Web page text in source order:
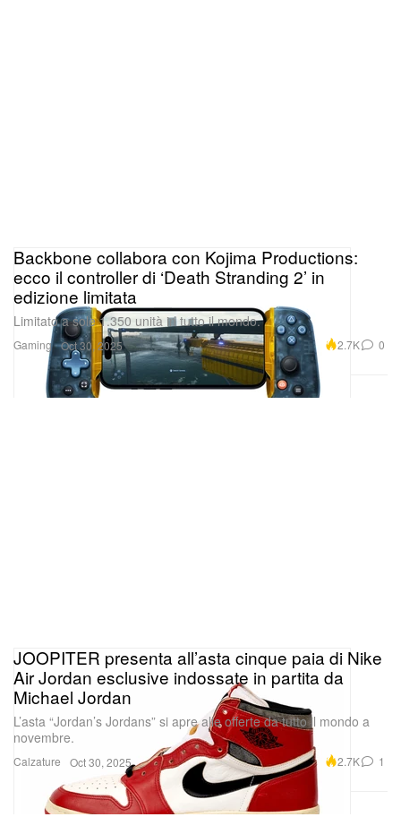
Gaming
Backbone collabora con Kojima Productions:
ecco il controller di ‘Death Stranding 2’ in
edizione limitata
Limitato a sole 1.350 unità in tutto il mondo.
Oct 30, 2025 2.7K 0
Calzature
JOOPITER presenta all’asta cinque paia di Nike
Air Jordan esclusive indossate in partita da
Michael Jordan
L’asta “Jordan’s Jordans” si apre alle offerte da tutto il mondo a
novembre.
Oct 30, 2025 2.7K 1